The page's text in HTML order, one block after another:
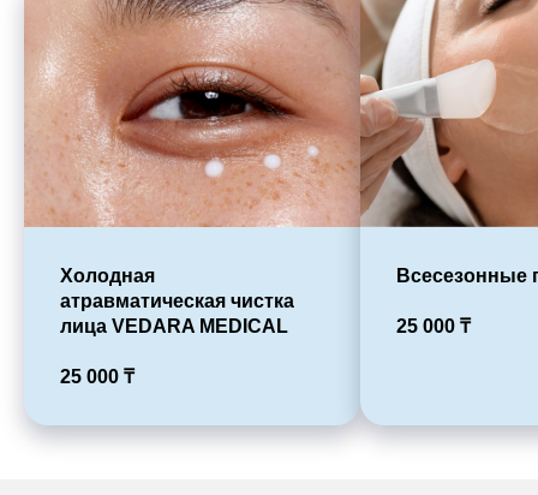
Холодная
атравматическая чистка
лица VEDARA MEDICAL
25 000 ₸
Всесезонные
25 000 ₸